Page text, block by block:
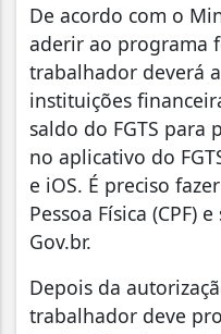
De acordo com o
aderir ao programa
trabalhador deverá
instituições
saldo do FGTS para
no aplicativo do
e iOS. É preciso
Pessoa Física (CPF)
Gov.br.
Depois da
trabalhador deve